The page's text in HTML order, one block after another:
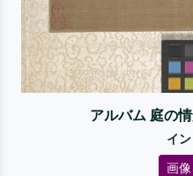
アルバム 庭の
イ
画